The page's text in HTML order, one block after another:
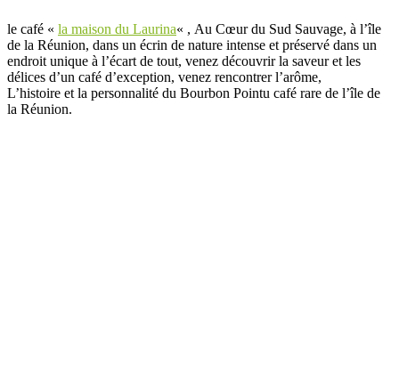
le café « la maison du Laurina« , Au Cœur du Sud Sauvage, à l’île
de la Réunion, dans un écrin de nature intense et préservé dans un
endroit unique à l’écart de tout, venez découvrir la saveur et les
délices d’un café d’exception, venez rencontrer l’arôme,
L’histoire et la personnalité du Bourbon Pointu café rare de l’île de
la Réunion.